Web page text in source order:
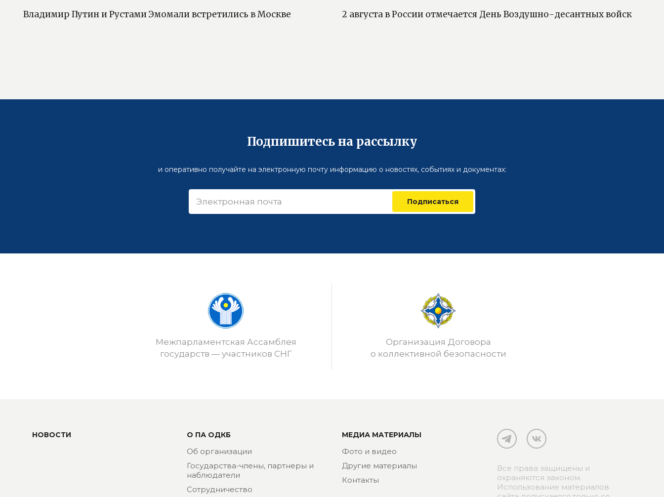
Владимир Путин и Рустами Эмомали встретились в Москве 2 августа в России отмечается День Воздушно-десантных войск
Подпишитесь на рассылку
и оперативно получайте на электронную почту информацию о новостях, событиях и документах:
Подписаться
Межпарламентская Ассамблея
государств — участников СНГ
Организация Договора
о коллективной безопасности
НОВОСТИ О ПА ОДКБ
Об организации
Государства-члены, партнеры и
наблюдатели
Сотрудничество
МЕДИА МАТЕРИАЛЫ
Фото и видео
Другие материалы
Контакты
Все права защищены и
охраняются законом.
Использование материалов